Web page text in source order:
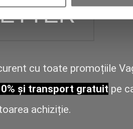
cu toate promoțiile
și transport gratuit pe
achiziție.